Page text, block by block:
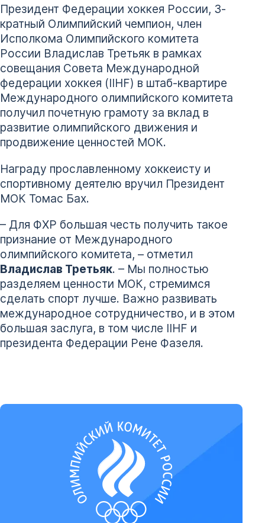
Президент Федерации хоккея России, 3-
кратный Олимпийский чемпион, член
Исполкома Олимпийского комитета
России Владислав Третьяк в рамках
совещания Совета Международной
федерации хоккея (IIHF) в штаб-квартире
Международного олимпийского комитета
получил почетную грамоту за вклад в
развитие олимпийского движения и
продвижение ценностей МОК.
Награду прославленному хоккеисту и
спортивному деятелю вручил Президент
МОК Томас Бах.
– Для ФХР большая честь получить такое
признание от Международного
олимпийского комитета, – отметил
Владислав Третьяк. – Мы полностью
разделяем ценности МОК, стремимся
сделать спорт лучше. Важно развивать
международное сотрудничество, и в этом
большая заслуга, в том числе IIHF и
президента Федерации Рене Фазеля.